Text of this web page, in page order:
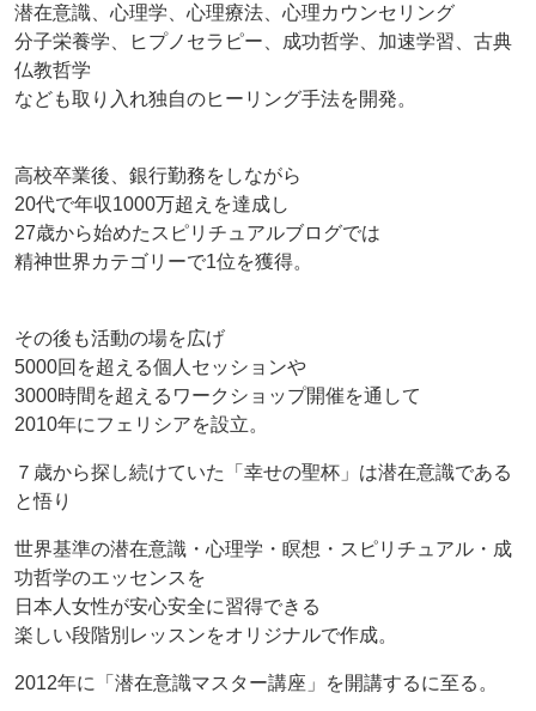
潜在意識、心理学、心理療法、心理カウンセリング
分子栄養学、ヒプノセラピー、成功哲学、加速学習、古典
仏教哲学
なども取り入れ独自のヒーリング手法を開発。
高校卒業後、銀行勤務をしながら
20代で年収1000万超えを達成し
27歳から始めたスピリチュアルブログでは
精神世界カテゴリーで1位を獲得。
その後も活動の場を広げ
5000回を超える個人セッションや
3000時間を超えるワークショップ開催を通して
2010年にフェリシアを設立。
７歳から探し続けていた「幸せの聖杯」は潜在意識である
と悟り
世界基準の潜在意識・心理学・瞑想・スピリチュアル・成
功哲学のエッセンスを
日本人女性が安心安全に習得できる
楽しい段階別レッスンをオリジナルで作成。
2012年に「潜在意識マスター講座」を開講するに至る。